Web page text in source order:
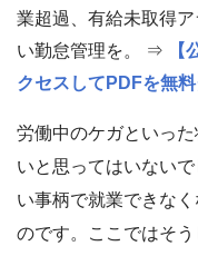
業超過、有給未取得
い勤怠管理を。 ⇒
クセスしてPDFを無
労働中のケガといっ
いと思ってはいない
い事柄で就業できな
のです。ここではそ